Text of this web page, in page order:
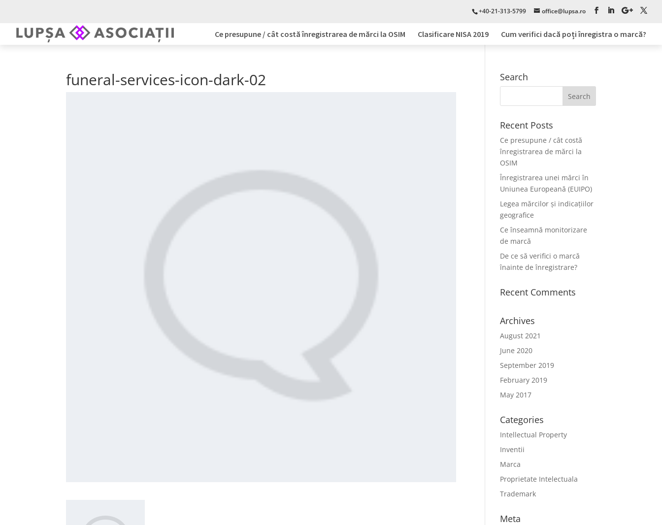
+40-21-313-5799 office@lupsa.ro
Ce presupune / cât costă înregistrarea de mărci la OSIM Clasificare NISA 2019 Cum verifici dacă poți înregistra o marcă?
funeral-services-icon-dark-02 Search
Recent Posts
Ce presupune / cât costă
înregistrarea de mărci la
OSIM
Înregistrarea unei mărci în
Uniunea Europeană (EUIPO)
Legea mărcilor și indicațiilor
geografice
Ce înseamnă monitorizare
de marcă
De ce să verifici o marcă
înainte de înregistrare?
Recent Comments
Archives
August 2021
June 2020
September 2019
February 2019
May 2017
Categories
Intellectual Property
Inventii
Marca
Proprietate Intelectuala
Trademark
Meta